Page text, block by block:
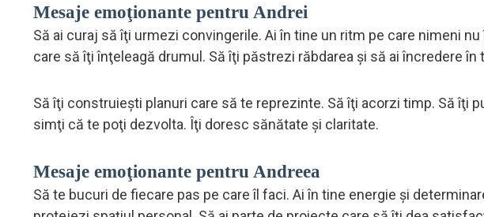
Mesaje emoţionante pentru Andrei
Să ai curaj să îţi urmezi convingerile. Ai în tine un ritm pe care nimeni
care să îţi înţeleagă drumul. Să îţi păstrezi răbdarea şi să ai încredere în
Să îţi construieşti planuri care să te reprezinte. Să îţi acorzi timp. Să îţi
simţi că te poţi dezvolta. Îţi doresc sănătate şi claritate.
Mesaje emoţionante pentru Andreea
Să te bucuri de fiecare pas pe care îl faci. Ai în tine energie şi